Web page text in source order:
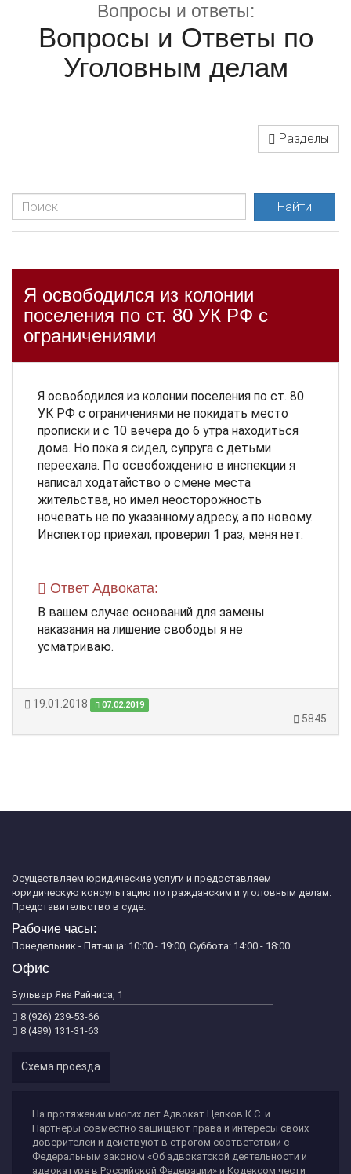
Вопросы и ответы:
Вопросы и Ответы по
Уголовным делам
Разделы
Найти
Я освободился из колонии
поселения по ст. 80 УК РФ с
ограничениями
Я освободился из колонии поселения по ст. 80
УК РФ с ограничениями не покидать место
прописки и с 10 вечера до 6 утра находиться
дома. Но пока я сидел, супруга с детьми
переехала. По освобождению в инспекции я
написал ходатайство о смене места
жительства, но имел неосторожность
ночевать не по указанному адресу, а по новому.
Инспектор приехал, проверил 1 раз, меня нет.
Ответ Адвоката:
В вашем случае оснований для замены
наказания на лишение свободы я не
усматриваю.
19.01.2018 07.02.2019
5845
Осуществляем юридические услуги и предоставляем
юридическую консультацию по гражданским и уголовным делам.
Представительство в суде.
Рабочие часы:
Понедельник - Пятница: 10:00 - 19:00, Суббота: 14:00 - 18:00
Офис
Бульвар Яна Райниса, 1
8 (926) 239-53-66
8 (499) 131-31-63
Схема проезда
На протяжении многих лет Адвокат Цепков К.С. и
Партнеры совместно защищают права и интересы своих
доверителей и действуют в строгом соответствии с
Федеральным законом «Об адвокатской деятельности и
адвокатуре в Российской Федерации» и Кодексом чести